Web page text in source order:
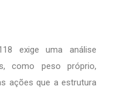
exige uma análise
como peso próprio,
ações que a estrutura